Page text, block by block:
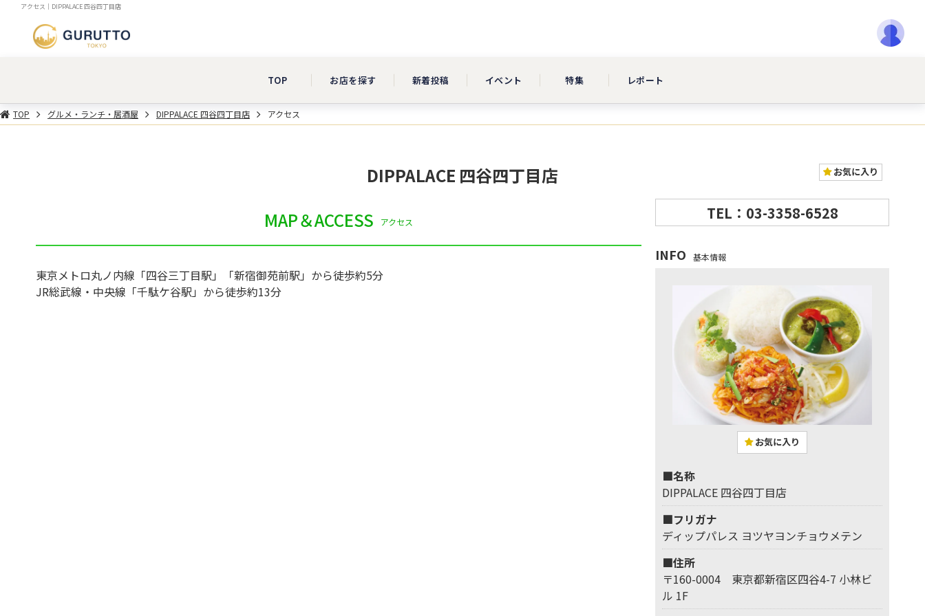
アクセス｜DIPPALACE 四谷四丁目店
TOP お店を探す 新着投稿 イベント 特集 レポート
TOP グルメ・ランチ・居酒屋 DIPPALACE 四谷四丁目店 アクセス
DIPPALACE 四谷四丁目店 お気に入り
MAP＆ACCESS アクセス
東京メトロ丸ノ内線「四谷三丁目駅」「新宿御苑前駅」から徒歩約5分
JR総武線・中央線「千駄ケ谷駅」から徒歩約13分
TEL：03-3358-6528
INFO 基本情報
お気に入り
■名称
DIPPALACE 四谷四丁目店
■フリガナ
ディップパレス ヨツヤヨンチョウメテン
■住所
〒160-0004 東京都新宿区四谷4-7 小林ビ
ル 1F